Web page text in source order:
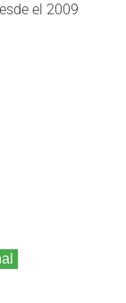
el 2009